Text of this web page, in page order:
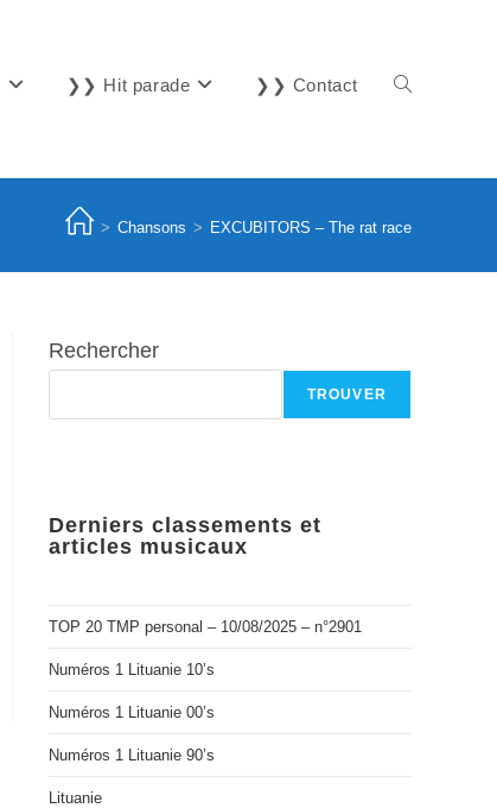
❯❯ Hit parade ❯❯ Contact Toggle
> Chansons > EXCUBITORS – The rat race
Rechercher
TROUVER
Derniers classements et
articles musicaux
TOP 20 TMP personal – 10/08/2025 – n°2901
Numéros 1 Lituanie 10’s
Numéros 1 Lituanie 00’s
Numéros 1 Lituanie 90’s
Lituanie